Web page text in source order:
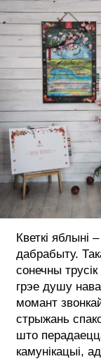
Кветкі яблыні
дабрабыту.
сонечны
грэе душу
момант
стрыжань
што
камунікацыі,